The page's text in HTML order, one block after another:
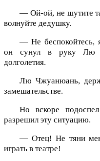
— Ой-ой, не шутите
волнуйте дедушку.
— Не беспокойтесь,
он сунул в руку Лю
долголетия.
Лю Чжуанюань,
замешательстве.
Но вскоре
разрешил эту ситуацию.
— Отец! Не тяни
играть в театре!